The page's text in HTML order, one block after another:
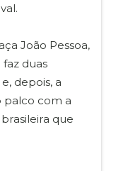
João Pessoa,
faz duas
depois, a
palco com a
que